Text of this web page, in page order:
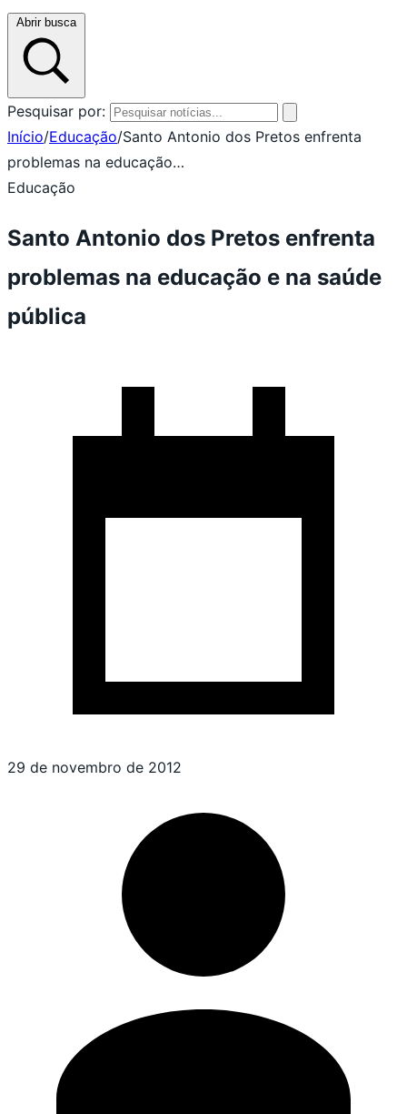
Abrir busca
Pesquisar por:
Início/Educação/Santo Antonio dos Pretos enfrenta
problemas na educação…
Educação
Santo Antonio dos Pretos enfrenta
problemas na educação e na saúde
pública
29 de novembro de 2012